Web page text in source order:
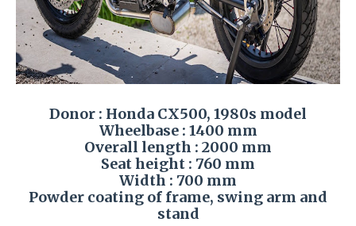
Donor : Honda CX500, 1980s model
Wheelbase : 1400 mm
Overall length : 2000 mm
Seat height : 760 mm
Width : 700 mm
Powder coating of frame, swing arm and
stand